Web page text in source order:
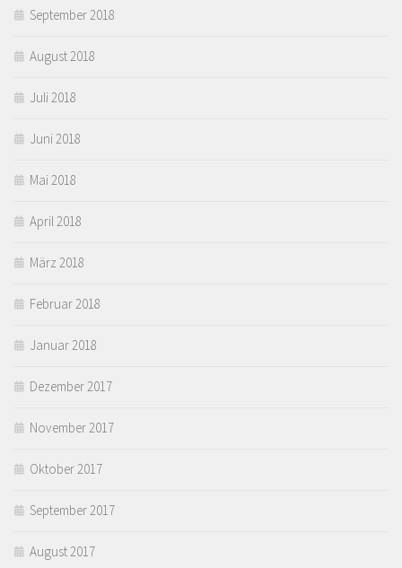
September 2018
August 2018
Juli 2018
Juni 2018
Mai 2018
April 2018
März 2018
Februar 2018
Januar 2018
Dezember 2017
November 2017
Oktober 2017
September 2017
August 2017